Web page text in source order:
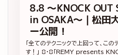
8.8 ～KNOCK OUT
in OSAKA～｜松田
ー公開！
「全てのテクニックで上回って、こ
す！」 8・8「REMY presents